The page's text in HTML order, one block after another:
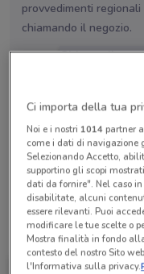
provvedimenti
chiamando il negozio.
Chiama il
Sabato n.d.
Domenica
06 42011432
Viajes El Corte
Tutte le promozioni
Ci importa della tua
Noi e i nostri 1014partner
come i dati di navigazione
Selezionando Accetto,
supportino gli scopi
dati da fornire". Nel caso
disabilitate, alcuni
essere rilevanti. Puoi
modificare le tue scelte o
Mostra finalità in fondo
contesto del nostro Sito
l'Informativa sulla privacy.